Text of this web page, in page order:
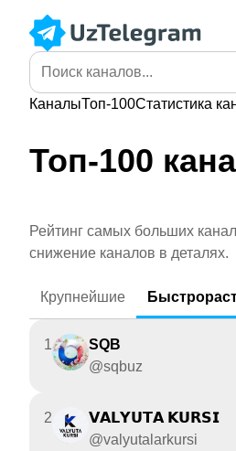
КаналыТоп-100Статистика
Топ-100
Рейтинг самых больших
снижение каналов в деталях.
Крупнейшие
1
SQB
@sqbuz
2
𝗩𝗔𝗟𝗬𝗨𝗧𝗔 𝗞𝗨𝗥𝗦𝗜
@valyutalarkursi